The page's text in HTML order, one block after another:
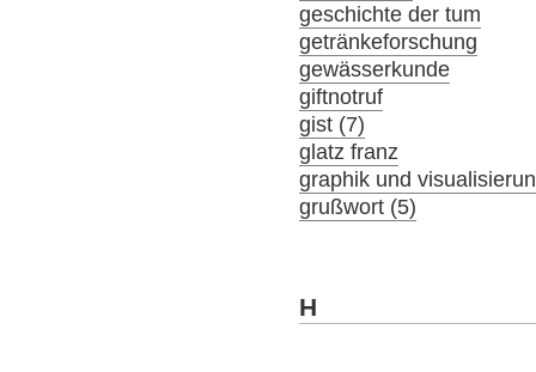
geschichte der tum
getränkeforschung
gewässerkunde
giftnotruf
gist (7)
glatz franz
graphik und
grußwort (5)
H